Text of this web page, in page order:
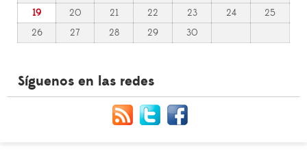
19
20 21 22 23 24
25
26
27 28 29 30
Síguenos en las redes